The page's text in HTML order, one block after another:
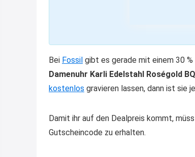
Bei Fossil gibt es gerade mit einem 30
Damenuhr Karli Edelstahl Roségold
kostenlos gravieren lassen, dann ist sie
Damit ihr auf den Dealpreis kommt,
Gutscheincode zu erhalten.